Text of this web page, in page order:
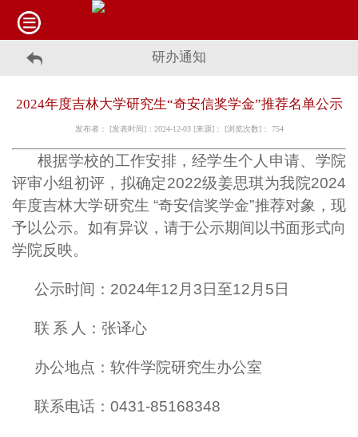
研办通知
2024年度吉林大学研究生“奇安信奖学金”推荐名单公示
发布者： [发表时间]：2024-12-03 [来源]： [浏览次数]： 754
根据学校的工作安排，经学生个人申请、学院
评审小组初评，拟确定2022级姜思琪为我院2024
年度吉林大学研究生 “奇安信奖学金”推荐对象，现
予以公示。如有异议，请于公示期间以书面形式向
学院反映。
公示时间：2024年12 月 3 日至12 月 5 日
联 系 人：张译心
办公地点：软件学院研究生办公室
联系电话：0431-85168348